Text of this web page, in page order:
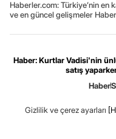
Haberler.com: Türkiye’nin en
ve en güncel gelişmeler
Haber: Kurtlar Vadisi'nin
satış
Haber
Gizlilik ve çerez ayarları